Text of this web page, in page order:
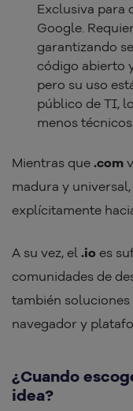
Exclusiva para
Google.
garantizando
código abierto
pero su uso
público de TI,
menos
Mientras que .com
madura y universal,
explícitamente
A su vez, el .io es
comunidades de
también soluciones
navegador y
¿Cuando
idea?